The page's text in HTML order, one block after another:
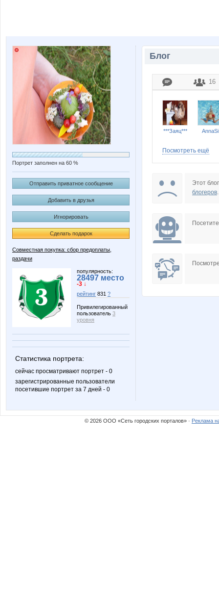
Портрет заполнен на 60 %
Отправить приватное сообщение
Добавить в друзья
Игнорировать
Сделать подарок
Совместная покупка: сбор предоплаты,
раздачи
популярность:
28497 место
-3 ↓
рейтинг 831 ?
Привилегированный
пользователь 3
уровня
Статистика портрета:
сейчас просматривают портрет - 0
зарегистрированные пользователи
посетившие портрет за 7 дней - 0
Блог
16
***Заяц*** AnnaSi
adelnn
Посмотреть ещё
Этот
блогеров.
© 2026 ООО «Сеть городских порталов» · Реклама